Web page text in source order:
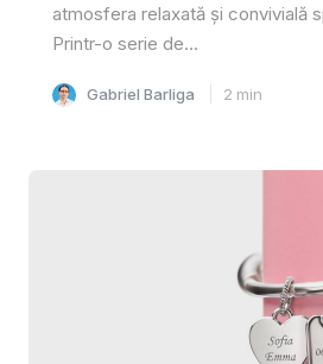
atmosfera relaxată și convivială
Printr-o serie de...
Gabriel Barliga 2 min